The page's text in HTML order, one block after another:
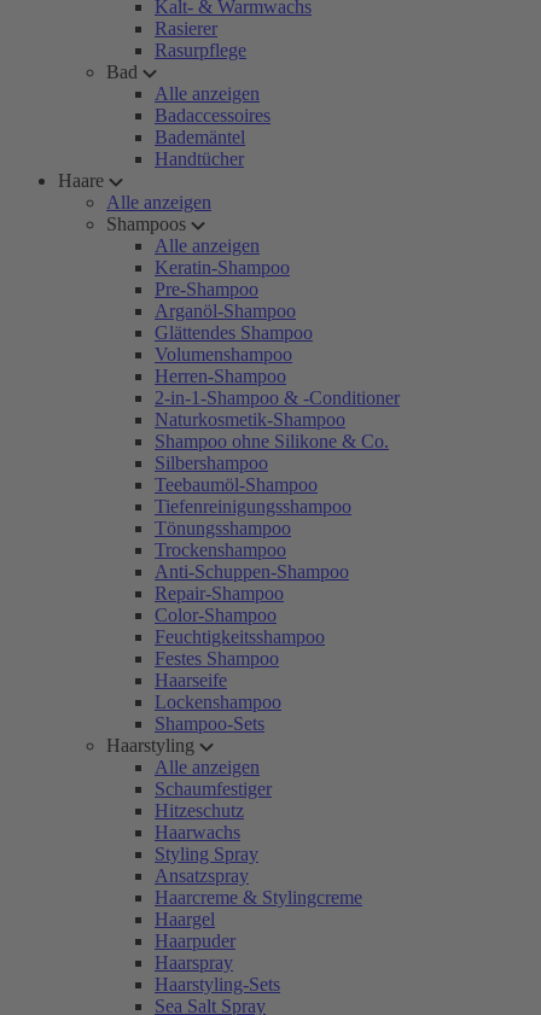
Kalt- & Warmwachs
Rasierer
Rasurpflege
Bad
Alle anzeigen
Badaccessoires
Bademäntel
Handtücher
Haare
Alle anzeigen
Shampoos
Alle anzeigen
Keratin-Shampoo
Pre-Shampoo
Arganöl-Shampoo
Glättendes Shampoo
Volumenshampoo
Herren-Shampoo
2-in-1-Shampoo & -Conditioner
Naturkosmetik-Shampoo
Shampoo ohne Silikone & Co.
Silbershampoo
Teebaumöl-Shampoo
Tiefenreinigungsshampoo
Tönungsshampoo
Trockenshampoo
Anti-Schuppen-Shampoo
Repair-Shampoo
Color-Shampoo
Feuchtigkeitsshampoo
Festes Shampoo
Haarseife
Lockenshampoo
Shampoo-Sets
Haarstyling
Alle anzeigen
Schaumfestiger
Hitzeschutz
Haarwachs
Styling Spray
Ansatzspray
Haarcreme & Stylingcreme
Haargel
Haarpuder
Haarspray
Haarstyling-Sets
Sea Salt Spray